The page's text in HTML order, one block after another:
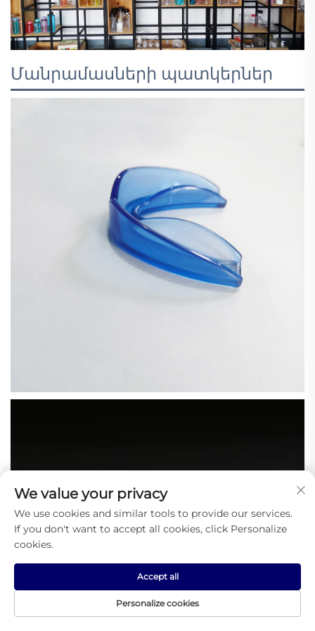
Մանրամասների պատկերներ
We value your privacy
We use cookies and similar tools to provide our services.
If you don't want to accept all cookies, click Personalize
cookies.
Personalize cookies
Accept all